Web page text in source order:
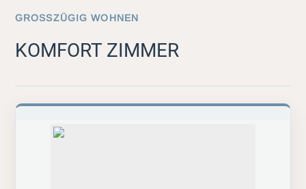
GROSSZÜGIG WOHNEN
KOMFORT ZIMMER